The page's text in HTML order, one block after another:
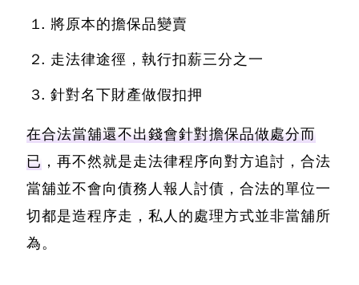
將原本的擔保品變賣
走法律途徑，執行扣薪三分之一
針對名下財產做假扣押
在合法當舖還不出錢會針對擔保品做處分而
已 ，再不然就是走法律程序向對方追討，合法
當舖並不會向債務人報人討債，合法的單位一
切都是造程序走，私人的處理方式並非當舖所
為。